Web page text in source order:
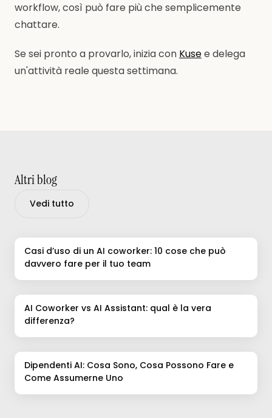
workflow, così può fare più che semplicemente
chattare.
Se sei pronto a provarlo, inizia con Kusee delega
un'attività reale questa settimana.
Altri blog
Vedi tutto
Casi d’uso di un AI coworker: 10 cose che può
davvero fare per il tuo team
AI Coworker vs AI Assistant: qual è la vera
differenza?
Dipendenti AI: Cosa Sono, Cosa Possono Fare e
Come Assumerne Uno